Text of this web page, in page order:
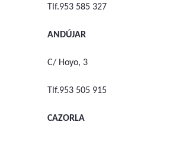
Tlf.953 585 327
ANDÚJAR
C/ Hoyo, 3
Tlf.953 505 915
CAZORLA